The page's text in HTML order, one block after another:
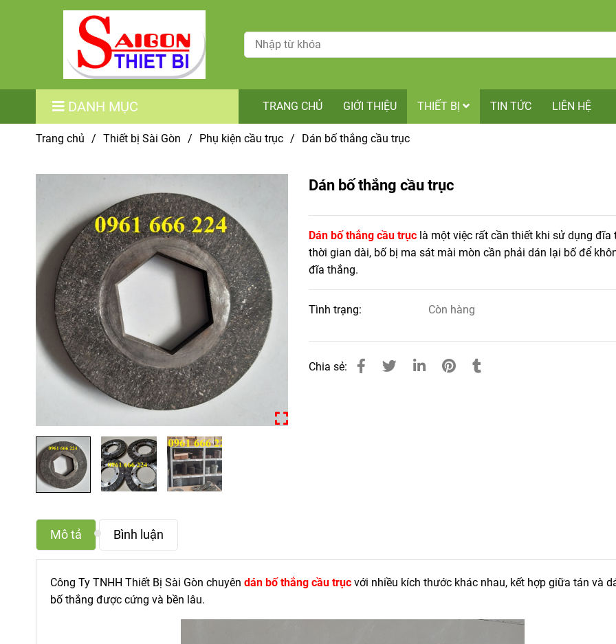
DANH MỤC TRANG CHỦ GIỚI THIỆU THIẾT BỊ TIN TỨC LIÊN HỆ
Trang chủ / Thiết bị Sài Gòn / Phụ kiện cầu trục / Dán bố thắng cầu trục
Dán bố thắng cầu trục
Dán bố thắng cầu trụclà một việc rất cần thiết khi sử dụng đĩa
thời gian dài, bố bị ma sát mài mòn cần phải dán lại bố để
đĩa thắng.
Tình trạng: Còn hàng
Chia sẻ:
Mô tả Bình luận
Công Ty TNHH Thiết Bị Sài Gòn chuyên dán bố thắng cầu trục với nhiều kích thước khác nhau, kết hợp giữa tán và
bố thắng được cứng và bền lâu.